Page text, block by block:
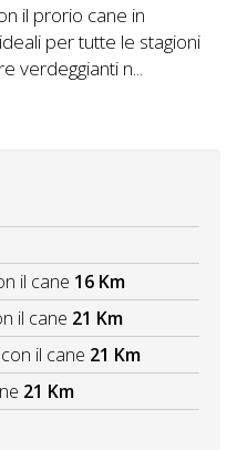
il prorio cane in
per tutte le stagioni
verdeggianti n...
il cane 16 Km
il cane 21 Km
il cane 21 Km
21 Km